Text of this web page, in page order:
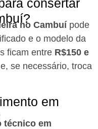
consertar
no Cambuípode
e o modelo da
ficam entre R$150 e
se necessário, troca
em
técnico em